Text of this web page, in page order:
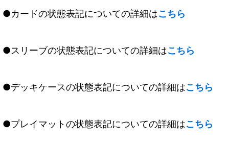
●カードの状態表記についての詳細はこちら
●スリーブの状態表記についての詳細はこちら
●デッキケースの状態表記についての詳細はこちら
●プレイマットの状態表記についての詳細はこちら